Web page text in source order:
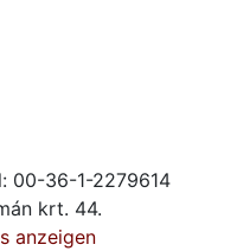
00-36-1-2279614
krt. 44.
anzeigen